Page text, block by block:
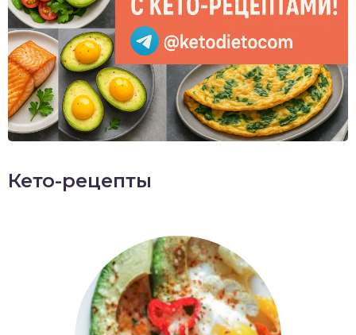
Кето-рецепты